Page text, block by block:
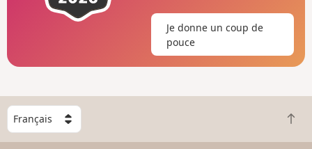
Je donne un coup de
pouce
C
h
o
R
e